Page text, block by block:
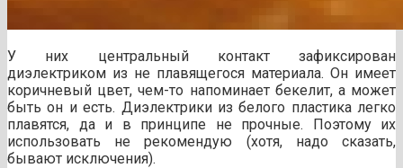
У них центральный контакт зафиксирован
диэлектриком из не плавящегося материала. Он имеет
коричневый цвет, чем-то напоминает бекелит, а может
быть он и есть. Диэлектрики из белого пластика легко
плавятся, да и в принципе не прочные. Поэтому их
использовать не рекомендую (хотя, надо сказать,
бывают исключения).